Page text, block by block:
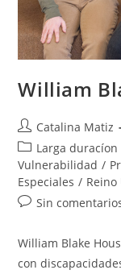
William
Autor
de
la
entrada:
Catalina Matiz
Categoría
de
la
entrada:
Larga duracíon
Vulnerabilidad /
Especiales /
Comentarios
entrada:
Sin
William Blake
con